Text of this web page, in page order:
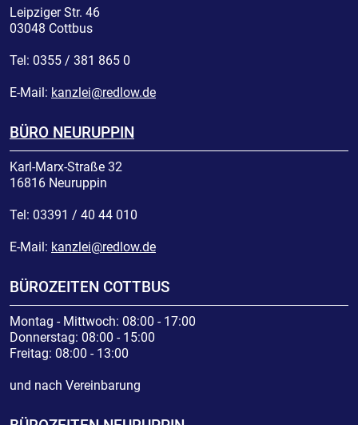
Leipziger Str. 46
03048 Cottbus
Tel: 0355 / 381 865 0
E-Mail: kanzlei@redlow.de
BÜRO NEURUPPIN
Karl-Marx-Straße 32
16816 Neuruppin
Tel: 03391 / 40 44 010
E-Mail: kanzlei@redlow.de
BÜROZEITEN COTTBUS
Montag - Mittwoch: 08:00 - 17:00
Donnerstag: 08:00 - 15:00
Freitag: 08:00 - 13:00
und nach Vereinbarung